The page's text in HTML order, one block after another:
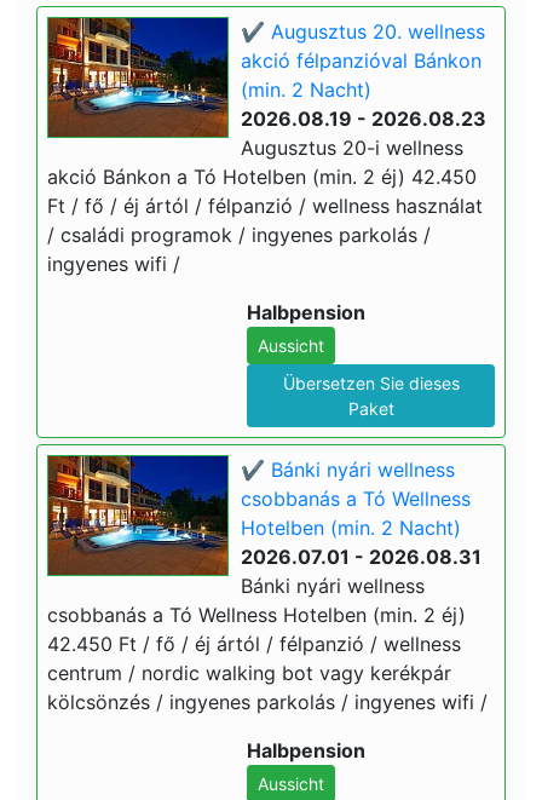
✔️ Augusztus 20. wellness
akció félpanzióval Bánkon
(min. 2 Nacht)
2026.08.19 - 2026.08.23
Augusztus 20-i wellness
akció Bánkon a Tó Hotelben (min. 2 éj) 42.450
Ft / fő / éj ártól / félpanzió / wellness használat
/ családi programok / ingyenes parkolás /
ingyenes wifi /
Halbpension
Aussicht
Übersetzen Sie dieses
Paket
✔️ Bánki nyári wellness
csobbanás a Tó Wellness
Hotelben (min. 2 Nacht)
2026.07.01 - 2026.08.31
Bánki nyári wellness
csobbanás a Tó Wellness Hotelben (min. 2 éj)
42.450 Ft / fő / éj ártól / félpanzió / wellness
centrum / nordic walking bot vagy kerékpár
kölcsönzés / ingyenes parkolás / ingyenes wifi /
Halbpension
Aussicht